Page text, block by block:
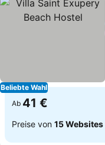
Beliebte Wahl
Ab 41 €
Preise von 15 Websites